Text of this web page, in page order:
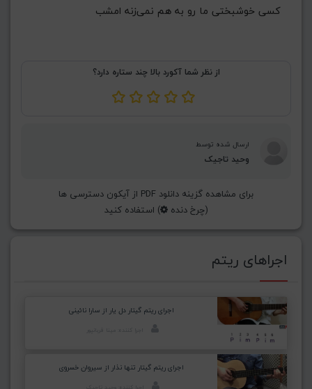
کسی‌ خوشبختی‌ ما رو به هم نمی‌زنه امشب
از نظر شما آکورد بالا چند ستاره دارد؟
ارسال شده توسط
وحید تاجیک
برای مشاهده گزینه دانلود PDF از آیکون دسترسی ها
(چرخ دنده ) استفاده کنید
اجراهای ریتم
اجرای ریتم گیتار دل یار از سارا نائینی
اجرای ریتم گیتار تنها نذار از سیروان خسروی